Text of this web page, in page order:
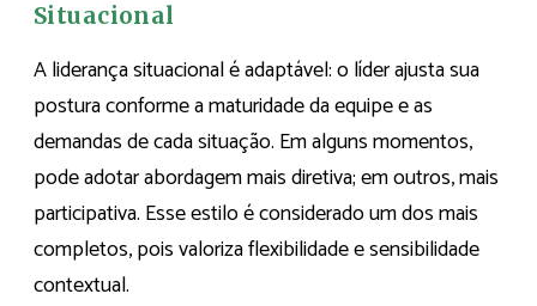
Situacional
A liderança situacional é adaptável: o líder ajusta sua
postura conforme a maturidade da equipe e as
demandas de cada situação. Em alguns momentos,
pode adotar abordagem mais diretiva; em outros, mais
participativa. Esse estilo é considerado um dos mais
completos, pois valoriza flexibilidade e sensibilidade
contextual.